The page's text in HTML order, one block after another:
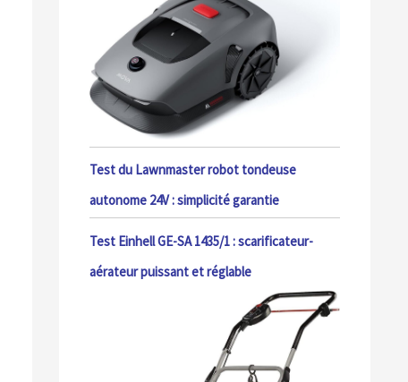
Test du Lawnmaster robot tondeuse
autonome 24V : simplicité garantie
Test Einhell GE-SA 1435/1 : scarificateur-
aérateur puissant et réglable